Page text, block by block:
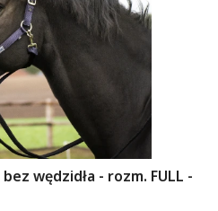
wędzidła - rozm. FULL -